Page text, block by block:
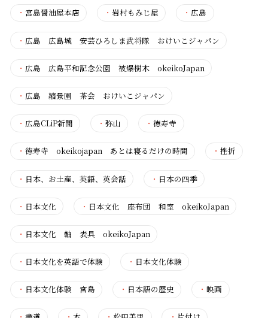
・ 宮島醤油屋本店 ・岩村もみじ屋 ・ 広島
・ 広島 広島城 安芸ひろしま武将隊 おけいこジャパン
・ 広島 広島平和記念公園 被爆樹木 okeikoJapan
・ 広島 縮景園 茶会 おけいこジャパン
・ 広島CLiP新聞 ・弥山 ・徳寿寺
・ 徳寿寺 okeikojapan あとは寝るだけの時間 ・挫折
・ 日本、お土産、英語、英会話 ・ 日本の四季
・ 日本文化 ・ 日本文化 座布団 和室 okeikoJapan
・ 日本文化 軸 表具 okeikoJapan
・ 日本文化を英語で体験 ・ 日本文化体験
・ 日本文化体験 宮島 ・ 日本語の歴史 ・映画